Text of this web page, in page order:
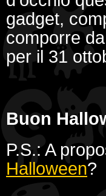
gadget,
comporre
per il 31
Buon
P.S.: A
Halloween?